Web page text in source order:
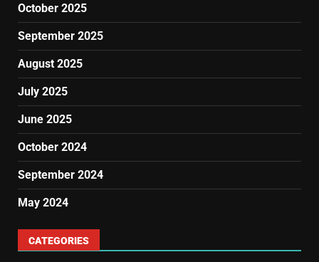
October 2025
September 2025
August 2025
July 2025
June 2025
October 2024
September 2024
May 2024
CATEGORIES